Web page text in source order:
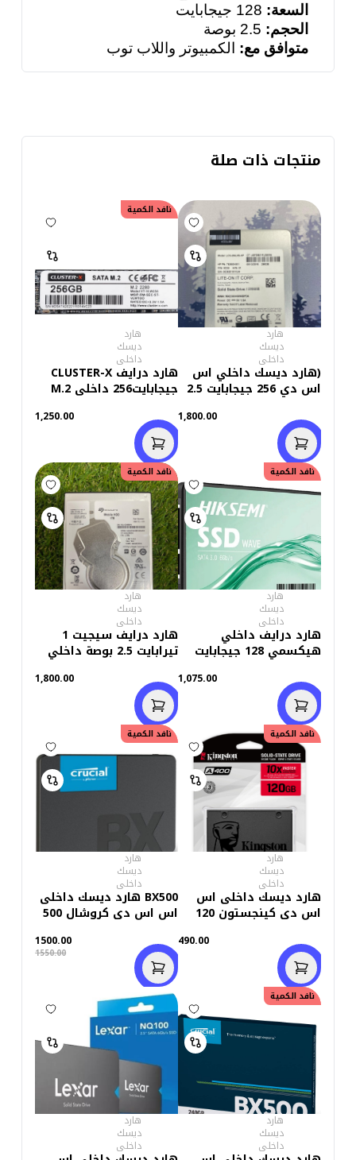
السعة: 128 جيجابايت
الحجم: 2.5 بوصة
متوافق مع:
الكمبيوتر واللاب توب
منتجات ذات صلة
هارد
ديسك
داخلى
(هارد ديسك داخلي اس
اس دي 256 جيجابايت 2.5
1,800.00
نافد الكمية
هارد
ديسك
داخلى
هارد درايف CLUSTER-X
جيجابايت256 داخلى M.2
(استعمال خارج) 1,250.00
نافد الكمية
هارد
ديسك
داخلى
هارد درايف داخلي
هيكسمي 128 جيجابايت
1,075.00
نافد الكمية
هارد
ديسك
داخلى
هارد درايف سيجيت 1
تيرابايت 2.5 بوصة داخلي
1,800.00
نافد الكمية
هارد
ديسك
داخلى
هارد ديسك داخلى اس
اس دى كينجستون 120
490.00
خصم50.00
نافد الكمية
هارد
ديسك
داخلى
BX500 هارد ديسك داخلى
اس اس دى كروشال 500
1500.00
1550.00
خصم50.00
نافد الكمية
هارد
ديسك
داخلى
هارد
ديسك
داخلى